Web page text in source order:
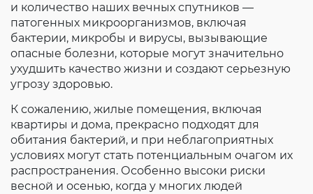
и количество наших вечных спутников —
патогенных микроорганизмов, включая
бактерии, микробы и вирусы, вызывающие
опасные болезни, которые могут значительно
ухудшить качество жизни и создают серьезную
угрозу здоровью.
К сожалению, жилые помещения, включая
квартиры и дома, прекрасно подходят для
обитания бактерий, и при неблагоприятных
условиях могут стать потенциальным очагом их
распространения. Особенно высоки риски
весной и осенью, когда у многих людей